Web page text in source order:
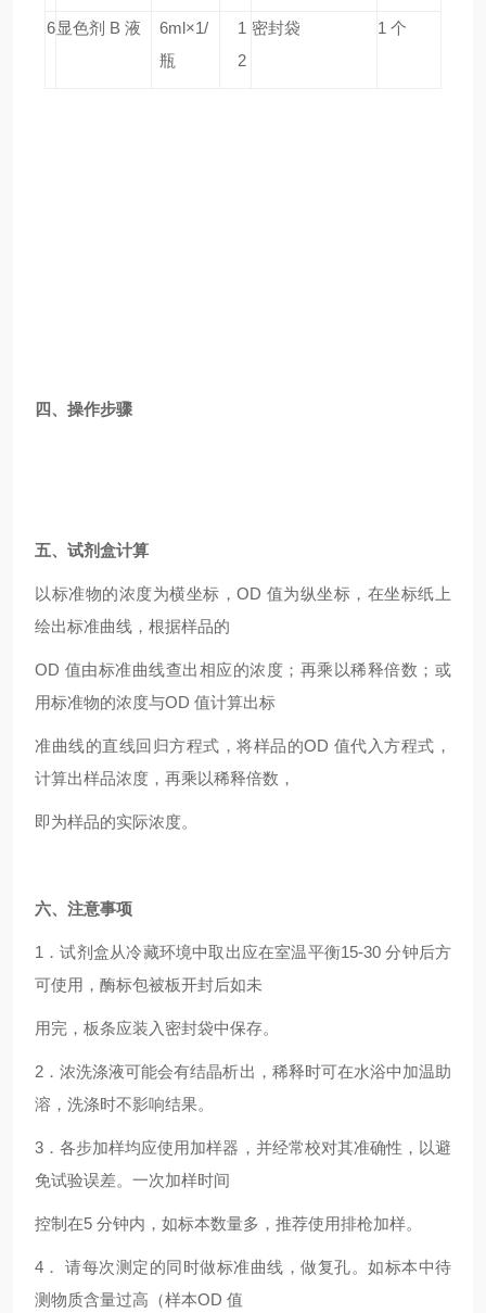
6显色剂 B 液
6ml×1/
瓶
1
2
密封袋 1 个
四、操作步骤
五、试剂盒计算
以标准物的浓度为横坐标，OD 值为纵坐标，在坐标纸上
绘出标准曲线，根据样品的
OD 值由标准曲线查出相应的浓度；再乘以稀释倍数；或
用标准物的浓度与OD 值计算出标
准曲线的直线回归方程式，将样品的OD 值代入方程式，
计算出样品浓度，再乘以稀释倍数，
即为样品的实际浓度。
六、注意事项
1 ．试剂盒从冷藏环境中取出应在室温平衡15-30 分钟后方
可使用，酶标包被板开封后如未
用完，板条应装入密封袋中保存。
2 ．浓洗涤液可能会有结晶析出，稀释时可在水浴中加温助
溶，洗涤时不影响结果。
3 ．各步加样均应使用加样器，并经常校对其准确性，以避
免试验误差。一次加样时间
控制在5 分钟内，如标本数量多，推荐使用排枪加样。
4 ． 请每次测定的同时做标准曲线，做复孔。如标本中待
测物质含量过高（样本OD 值